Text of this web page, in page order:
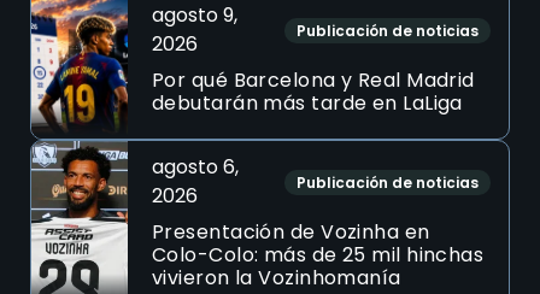
agosto 9,
2026
Publicación de noticias
Por qué Barcelona y Real Madrid
debutarán más tarde en LaLiga
agosto 6,
2026
Publicación de noticias
Presentación de Vozinha en
Colo-Colo: más de 25 mil hinchas
vivieron la Vozinhomanía